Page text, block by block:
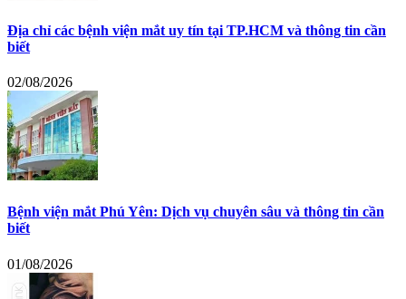
Địa chỉ các bệnh viện mắt uy tín tại TP.HCM và thông tin cần
biết
02/08/2026
Bệnh viện mắt Phú Yên: Dịch vụ chuyên sâu và thông tin cần
biết
01/08/2026